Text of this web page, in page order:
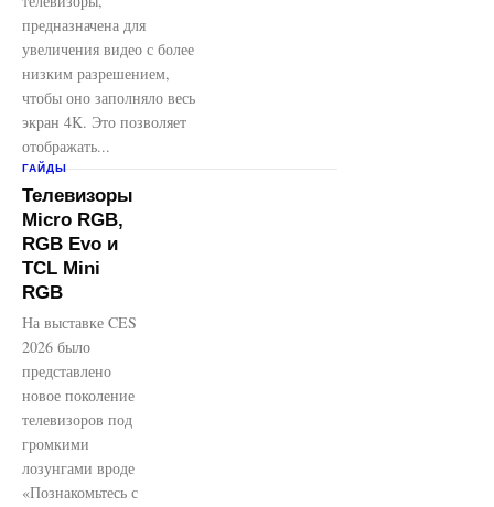
предназначена для
увеличения видео с более
низким разрешением,
чтобы оно заполняло весь
экран 4K. Это позволяет
отображать...
ГАЙДЫ
Телевизоры
Micro RGB,
RGB Evo и
TCL Mini
RGB
На выставке CES
2026 было
представлено
новое поколение
телевизоров под
громкими
лозунгами вроде
«Познакомьтесь с